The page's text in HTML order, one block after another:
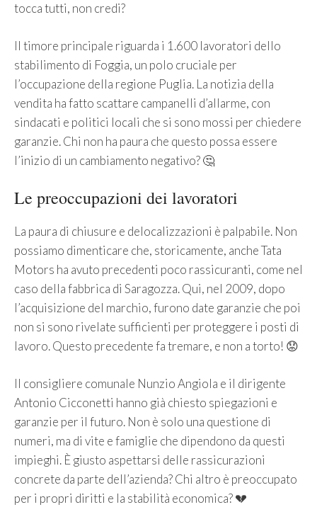
tocca tutti, non credi?
Il timore principale riguarda i 1.600 lavoratori dello
stabilimento di Foggia, un polo cruciale per
l’occupazione della regione Puglia. La notizia della
vendita ha fatto scattare campanelli d’allarme, con
sindacati e politici locali che si sono mossi per chiedere
garanzie. Chi non ha paura che questo possa essere
l’inizio di un cambiamento negativo? 🤔
Le preoccupazioni dei lavoratori
La paura di chiusure e delocalizzazioni è palpabile. Non
possiamo dimenticare che, storicamente, anche Tata
Motors ha avuto precedenti poco rassicuranti, come nel
caso della fabbrica di Saragozza. Qui, nel 2009, dopo
l’acquisizione del marchio, furono date garanzie che poi
non si sono rivelate sufficienti per proteggere i posti di
lavoro. Questo precedente fa tremare, e non a torto! 😟
Il consigliere comunale Nunzio Angiola e il dirigente
Antonio Cicconetti hanno già chiesto spiegazioni e
garanzie per il futuro. Non è solo una questione di
numeri, ma di vite e famiglie che dipendono da questi
impieghi. È giusto aspettarsi delle rassicurazioni
concrete da parte dell’azienda? Chi altro è preoccupato
per i propri diritti e la stabilità economica? 💔